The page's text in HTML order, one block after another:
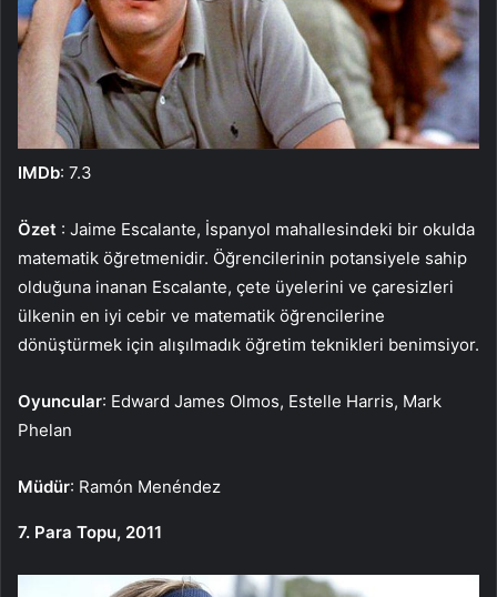
IMDb: 7.3
Özet : Jaime Escalante, İspanyol mahallesindeki bir okulda
matematik öğretmenidir. Öğrencilerinin potansiyele sahip
olduğuna inanan Escalante, çete üyelerini ve çaresizleri
ülkenin en iyi cebir ve matematik öğrencilerine
dönüştürmek için alışılmadık öğretim teknikleri benimsiyor.
Oyuncular: Edward James Olmos, Estelle Harris, Mark
Phelan
Müdür: Ramón Menéndez
7. Para Topu, 2011